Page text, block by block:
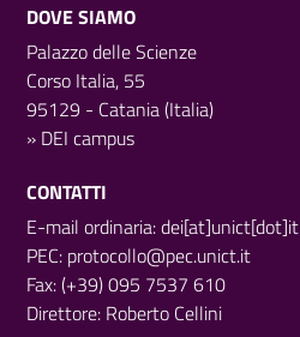
DOVE SIAMO
Palazzo delle Scienze
Corso Italia, 55
95129 - Catania (Italia)
» DEI campus
CONTATTI
E-mail ordinaria: dei[at]unict[dot]it
PEC: protocollo@pec.unict.it
Fax: (+39) 095 7537 610
Direttore: Roberto Cellini